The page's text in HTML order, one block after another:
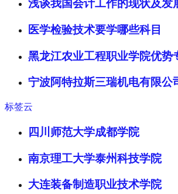
浅谈我国会计工作的现状及发
医学检验技术要学哪些科目
黑龙江农业工程职业学院优
宁波阿特拉斯三瑞机电有限公
标签云
四川师范大学成都学院
南京理工大学泰州科技学院
大连装备制造职业技术学院